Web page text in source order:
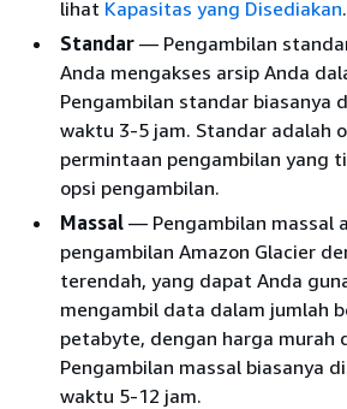
lihat Kapasitas yang Disediakan.
Standar — Pengambilan
Anda mengakses arsip Anda
Pengambilan standar biasanya
waktu 3-5 jam. Standar adalah
permintaan pengambilan yang
opsi pengambilan.
Massal — Pengambilan massal
pengambilan Amazon Glacier
terendah, yang dapat Anda
mengambil data dalam jumlah
petabyte, dengan harga murah
Pengambilan massal biasanya
waktu 5-12 jam.